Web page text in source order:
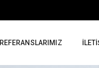
REFERANSLARIMIZ